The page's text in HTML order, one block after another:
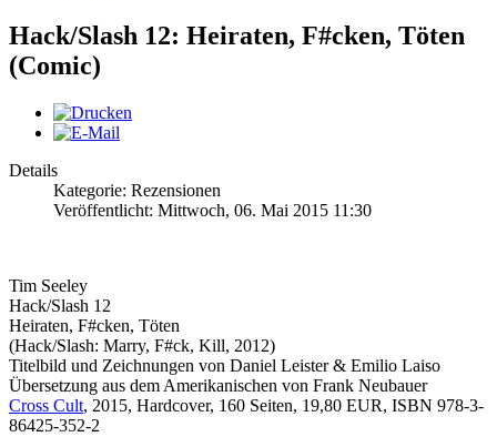
Hack/Slash 12: Heiraten, F#cken, Töten
(Comic)
Details
Kategorie: Rezensionen
Veröffentlicht: Mittwoch, 06. Mai 2015 11:30
Tim Seeley
Hack/Slash 12
Heiraten, F#cken, Töten
(Hack/Slash: Marry, F#ck, Kill, 2012)
Titelbild und Zeichnungen von Daniel Leister & Emilio Laiso
Übersetzung aus dem Amerikanischen von Frank Neubauer
Cross Cult, 2015, Hardcover, 160 Seiten, 19,80 EUR, ISBN 978-3-
86425-352-2